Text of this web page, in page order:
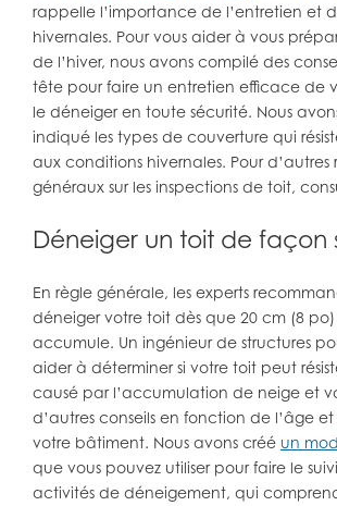
rappelle l’importance de l’entretien et
hivernales. Pour vous aider à vous
de l’hiver, nous avons compilé des
tête pour faire un entretien efficace de
le déneiger en toute sécurité. Nous
indiqué les types de couverture qui
aux conditions hivernales. Pour d’autres
généraux sur les inspections de toit,
Déneiger un toit de façon
En règle générale, les experts
déneiger votre toit dès que 20 cm (8 po)
accumule. Un ingénieur de structures
aider à déterminer si votre toit peut
causé par l’accumulation de neige et
d’autres conseils en fonction de l’âge
votre bâtiment. Nous avons créé un
que vous pouvez utiliser pour faire le
activités de déneigement, qui